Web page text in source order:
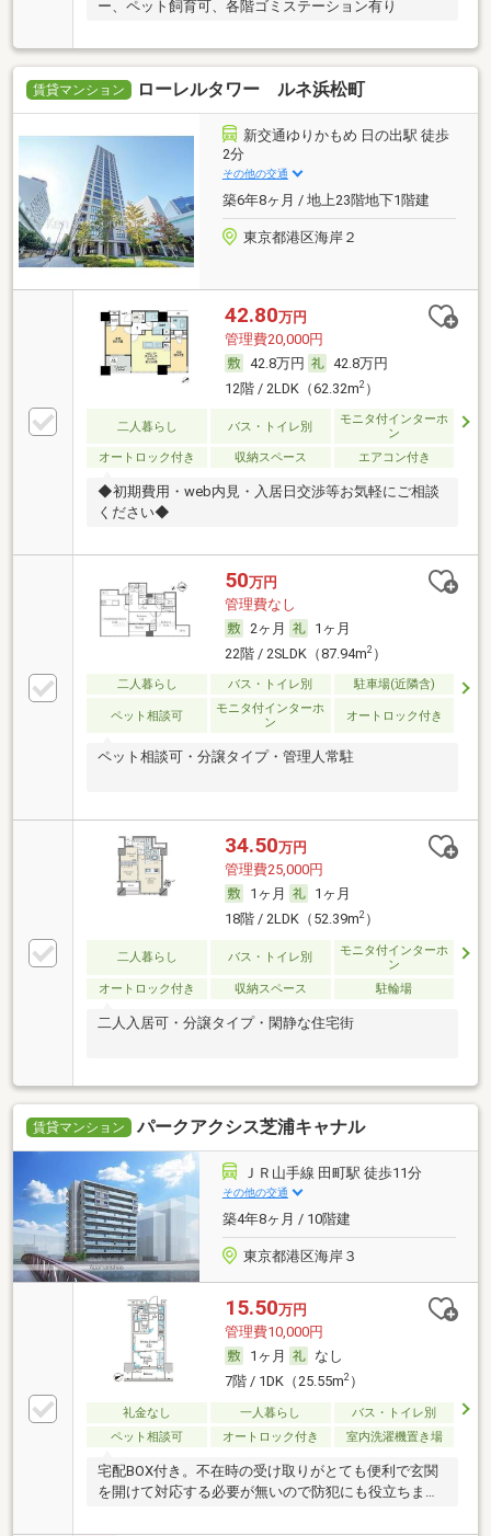
ー、ペット飼育可、各階ゴミステーション有り
賃貸マンション ローレルタワー ルネ浜松町
新交通ゆりかもめ 日の出駅 徒歩
2分
その他の交通
築6年8ヶ月 / 地上23階地下1階建
東京都港区海岸２
42.80万円
管理費20,000円
42.8万円
42.8万円
12階 / 2LDK（62.32m2）
二人暮らし バス・トイレ別
モニタ付インターホ
ン
オートロック付き
収納スペース エアコン付き
◆初期費用・web内見・入居日交渉等お気軽にご相談
ください◆
50万円
管理費なし
2ヶ月
1ヶ月
22階 / 2SLDK（87.94m2）
二人暮らし バス・トイレ別 駐車場(近隣含)
ペット相談可
モニタ付インターホ
ン
オートロック付き
ペット相談可・分譲タイプ・管理人常駐
34.50万円
管理費25,000円
1ヶ月
1ヶ月
18階 / 2LDK（52.39m2）
二人暮らし バス・トイレ別
モニタ付インターホ
ン
オートロック付き
収納スペース 駐輪場
二人入居可・分譲タイプ・閑静な住宅街
賃貸マンション パークアクシス芝浦キャナル
ＪＲ山手線 田町駅 徒歩11分
その他の交通
築4年8ヶ月 / 10階建
東京都港区海岸３
15.50万円
管理費10,000円
1ヶ月
なし
7階 / 1DK（25.55m2）
礼金なし 一人暮らし
バス・トイレ別
ペット相談可
オートロック付き 室内洗濯機置き場
宅配BOX付き。不在時の受け取りがとても便利で玄関
を開けて対応する必要が無いので防犯にも役立ちま